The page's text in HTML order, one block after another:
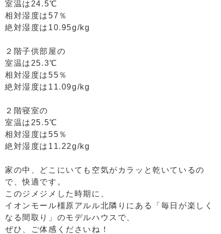
室温は24.5℃
相対湿度は57％
絶対湿度は10.95g/kg
２階子供部屋の
室温は25.3℃
相対湿度は55％
絶対湿度は11.09g/kg
２階寝室の
室温は25.5℃
相対湿度は55％
絶対湿度は11.22g/kg
家の中、どこにいても空気がカラッと乾いているの
で、快適です。
このジメジメした時期に、
イオンモール橿原アルル北隣りにある「毎日が楽しく
なる間取り」のモデルハウスで、
ぜひ、ご体感くださいね！